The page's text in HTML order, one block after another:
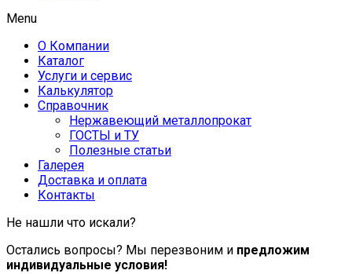
Menu
О Компании
Каталог
Услуги и сервис
Калькулятор
Справочник
Нержавеющий металлопрокат
ГОСТЫ и ТУ
Полезные статьи
Галерея
Доставка и оплата
Контакты
Не нашли что искали?
Остались вопросы? Мы перезвоним и предложим
индивидуальные условия!